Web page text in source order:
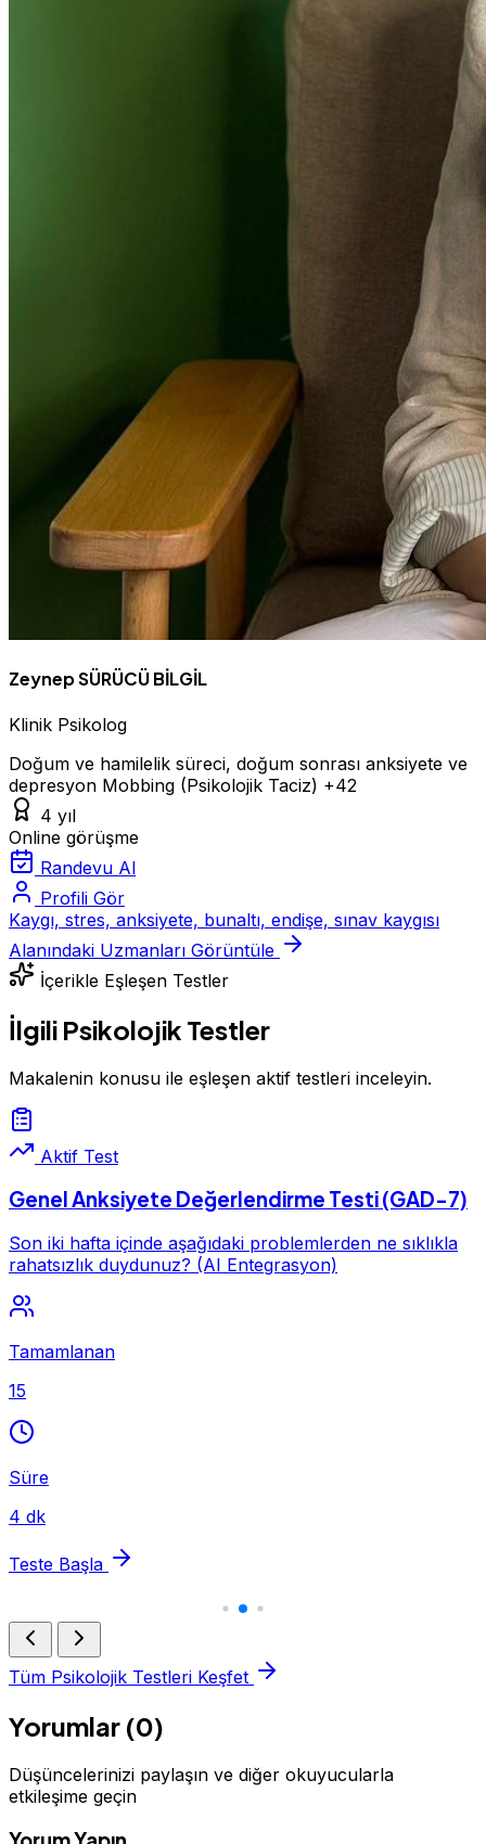
Zeynep SÜRÜCÜ BİLGİL
Klinik Psikolog
Doğum ve hamilelik süreci, doğum sonrası anksiyete ve
depresyon Mobbing (Psikolojik Taciz) +42
4 yıl
Online görüşme
Randevu Al
Profili Gör
Kaygı, stres, anksiyete, bunaltı, endişe, sınav kaygısı
Alanındaki Uzmanları Görüntüle
İçerikle Eşleşen Testler
İlgili Psikolojik Testler
Makalenin konusu ile eşleşen aktif testleri inceleyin.
Aktif Test
Genel Anksiyete Değerlendirme Testi (GAD-7)
Son iki hafta içinde aşağıdaki problemlerden ne sıklıkla
rahatsızlık duydunuz? (AI Entegrasyon)
Tamamlanan
15
Süre
4 dk
Teste Başla
Tüm Psikolojik Testleri Keşfet
Yorumlar (0)
Düşüncelerinizi paylaşın ve diğer okuyucularla
etkileşime geçin